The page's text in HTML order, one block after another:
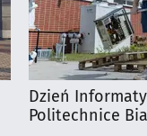
Dzień
Politechnice